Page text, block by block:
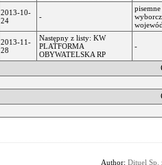
2013-10-
24
-
2013-11-
28
Następny z listy: KW
PLATFORMA
OBYWATELSKA RP
-
Author: Dituel Sp.